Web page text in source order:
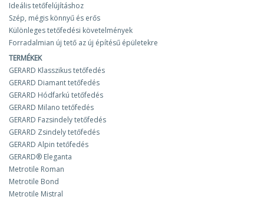
Ideális tetőfelújításhoz
Szép, mégis könnyű és erős
Különleges tetőfedési követelmények
Forradalmian új tető az új építésű épületekre
TERMÉKEK
GERARD Klasszikus tetőfedés
GERARD Diamant tetőfedés
GERARD Hódfarkú tetőfedés
GERARD Milano tetőfedés
GERARD Fazsindely tetőfedés
GERARD Zsindely tetőfedés
GERARD Alpin tetőfedés
GERARD® Eleganta
Metrotile Roman
Metrotile Bond
Metrotile Mistral